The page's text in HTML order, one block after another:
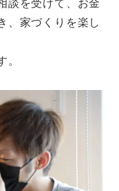
談を受けて、お金
、家づくりを楽し
。